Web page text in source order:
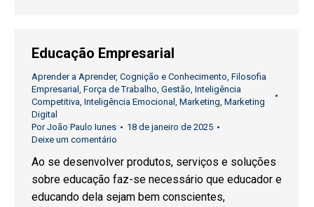
Educação Empresarial
Aprender a Aprender, Cognição e Conhecimento, Filosofia
Empresarial , Força de Trabalho, Gestão, Inteligência
Competitiva, Inteligência Emocional , Marketing, Marketing
Digital
PorJoão Paulo Iunes
18 de janeiro de 2025
Deixe um comentário
Ao se desenvolver produtos, serviços e soluções
sobre educação faz-se necessário que educador e
educando dela sejam bem conscientes,